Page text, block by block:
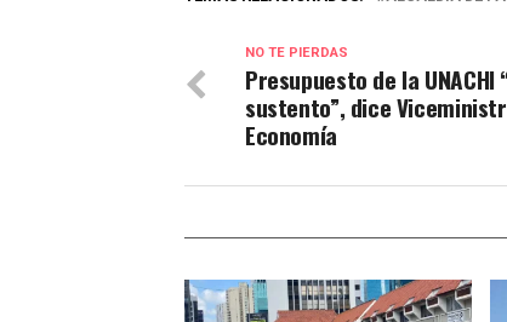
NO TE PIERDAS
Presupuesto de la UNACHI
sustento”, dice
Economía